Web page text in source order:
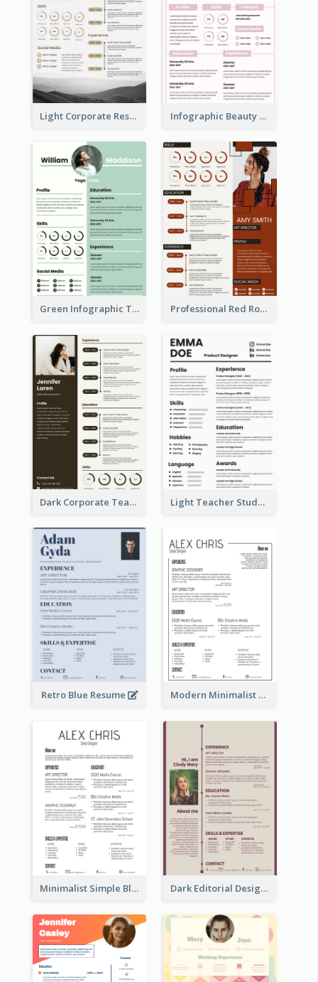
Light Corporate Resume Infographic Beauty Consultant Resume
Green Infographic Teacher Resume Professional Red Rouge Resume
Dark Corporate Teacher Resume Light Teacher Student Resume
Retro Blue Resume Modern Minimalist Black Color Resume
Minimalist Simple Black Resume Dark Editorial Designer Resume